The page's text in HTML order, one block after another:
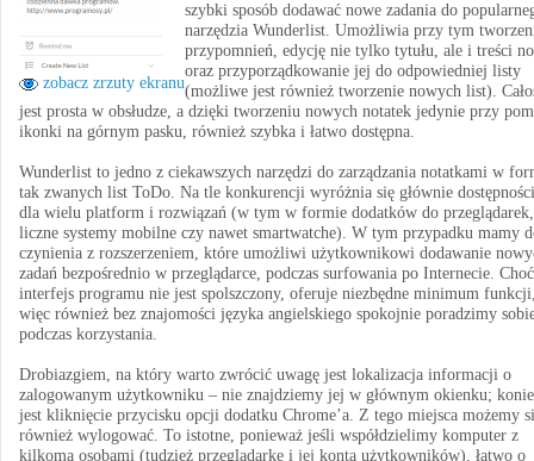
zobacz zrzuty ekranu
szybki sposób dodawać nowe zadania do
narzędzia Wunderlist. Umożliwia przy tym
przypomnień, edycję nie tylko tytułu, ale i treści
oraz przyporządkowanie jej do odpowiedniej listy
(możliwe jest również tworzenie nowych list).
jest prosta w obsłudze, a dzięki tworzeniu nowych notatek jedynie przy
ikonki na górnym pasku, również szybka i łatwo dostępna.
Wunderlist to jedno z ciekawszych narzędzi do zarządzania notatkami w
tak zwanych list ToDo. Na tle konkurencji wyróżnia się głównie
dla wielu platform i rozwiązań (w tym w formie dodatków do
liczne systemy mobilne czy nawet smartwatche). W tym przypadku mamy
czynienia z rozszerzeniem, które umożliwi użytkownikowi dodawanie
zadań bezpośrednio w przeglądarce, podczas surfowania po Internecie. Choć
interfejs programu nie jest spolszczony, oferuje niezbędne minimum
więc również bez znajomości języka angielskiego spokojnie poradzimy
podczas korzystania.
Drobiazgiem, na który warto zwrócić uwagę jest lokalizacja informacji o
zalogowanym użytkowniku – nie znajdziemy jej w głównym okienku;
jest kliknięcie przycisku opcji dodatku Chrome’a. Z tego miejsca możemy
również wylogować. To istotne, ponieważ jeśli współdzielimy komputer z
kilkoma osobami (tudzież przeglądarkę i jej konta użytkowników), łatwo o